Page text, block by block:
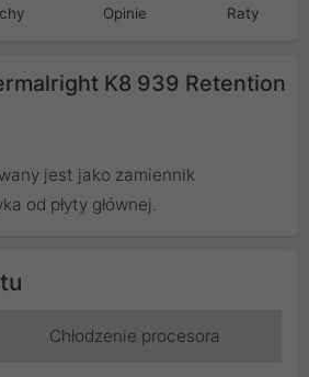
Opinie Raty
K8 939 Retention
jest jako zamiennik
od płyty głównej.
Chłodzenie procesora